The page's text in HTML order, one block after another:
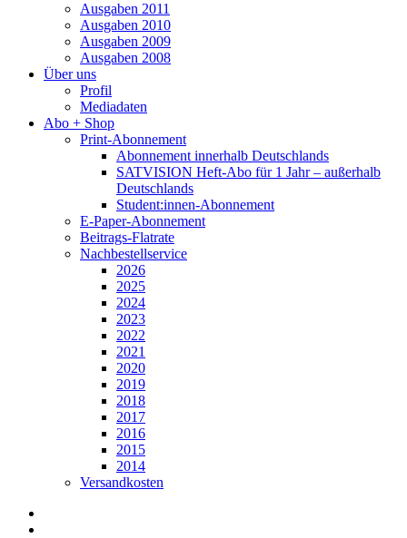
Ausgaben 2011
Ausgaben 2010
Ausgaben 2009
Ausgaben 2008
Über uns
Profil
Mediadaten
Abo + Shop
Print-Abonnement
Abonnement innerhalb Deutschlands
SATVISION Heft-Abo für 1 Jahr – außerhalb
Deutschlands
Student:innen-Abonnement
E-Paper-Abonnement
Beitrags-Flatrate
Nachbestellservice
2026
2025
2024
2023
2022
2021
2020
2019
2018
2017
2016
2015
2014
Versandkosten